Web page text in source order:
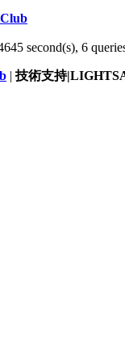
second(s), 6
| 技術支持